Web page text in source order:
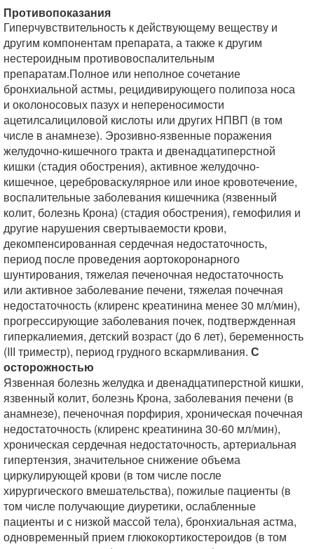
Противопоказания
Гиперчувствительность к действующему веществу и
другим компонентам препарата, а также к другим
нестероидным противовоспалительным
препаратам.Полное или неполное сочетание
бронхиальной астмы, рецидивирующего полипоза носа
и околоносовых пазух и непереносимости
ацетилсалициловой кислоты или других НПВП (в том
числе в анамнезе). Эрозивно-язвенные поражения
желудочно-кишечного тракта и двенадцатиперстной
кишки (стадия обострения), активное желудочно-
кишечное, цереброваскулярное или иное кровотечение,
воспалительные заболевания кишечника (язвенный
колит, болезнь Крона) (стадия обострения), гемофилия и
другие нарушения свертываемости крови,
декомпенсированная сердечная недостаточность,
период после проведения аортокоронарного
шунтирования, тяжелая печеночная недостаточность
или активное заболевание печени, тяжелая почечная
недостаточность (клиренс креатинина менее 30 мл/мин),
прогрессирующие заболевания почек, подтвержденная
гиперкалиемия, детский возраст (до 6 лет), беременность
(III триместр), период грудного вскармливания. С
осторожностью
Язвенная болезнь желудка и двенадцатиперстной кишки,
язвенный колит, болезнь Крона, заболевания печени (в
анамнезе), печеночная порфирия, хроническая почечная
недостаточность (клиренс креатинина 30-60 мл/мин),
хроническая сердечная недостаточность, артериальная
гипертензия, значительное снижение объема
циркулирующей крови (в том числе после
хирургического вмешательства), пожилые пациенты (в
том числе получающие диуретики, ослабленные
пациенты и с низкой массой тела), бронхиальная астма,
одновременный прием глюкокортикостероидов (в том